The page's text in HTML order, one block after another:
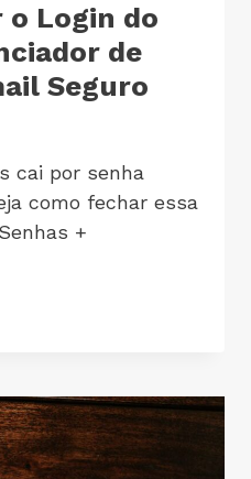
o Login do
de
Seguro
cai por senha
como fechar essa
+